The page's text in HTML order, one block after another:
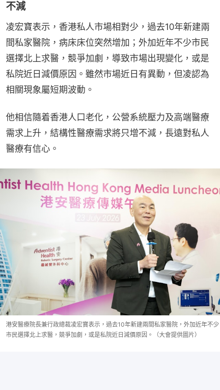
不減
凌宏寶表示，香港私人市場相對少，過去10年新建兩
間私家醫院，病床床位突然增加；外加近年不少市民
選擇北上求醫，競爭加劇，導致市場出現變化，或是
私院近日減價原因。雖然市場近日有異動，但凌認為
相關現象屬短期波動。
他相信隨着香港人口老化，公營系統壓力及高端醫療
需求上升，結構性醫療需求將只增不減，長遠對私人
醫療有信心。
港安醫療院長兼行政總裁凌宏寶表示，過去10年新建兩間私家醫院，外加近年不少
市民選擇北上求醫，競爭加劇，或是私院近日減價原因。（大會提供圖片）